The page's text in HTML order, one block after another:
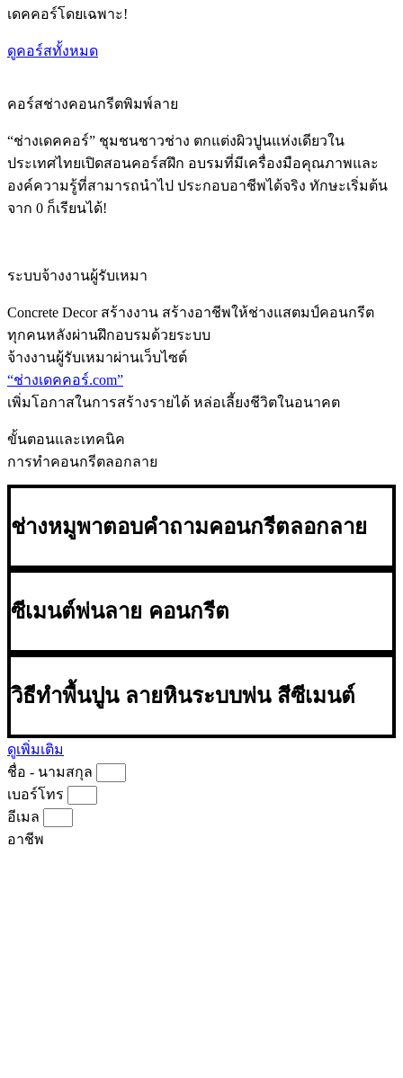
เดคคอร์โดยเฉพาะ!
ดูคอร์สทั้งหมด
คอร์สช่างคอนกรีตพิมพ์ลาย
“ช่างเดคคอร์” ชุมชนชาวช่าง ตกแต่งผิวปูนแห่งเดียวใน
ประเทศไทยเปิดสอนคอร์สฝึก อบรมที่มีเครื่องมือคุณภาพและ
องค์ความรู้ที่สามารถนำไป ประกอบอาชีพได้จริง ทักษะเริ่มต้น
จาก 0 ก็เรียนได้!
ระบบจ้างงานผู้รับเหมา
Concrete Decor สร้างงาน สร้างอาชีพให้ช่างแสตมป์คอนกรีต
ทุกคนหลังผ่านฝึกอบรมด้วยระบบ
จ้างงานผู้รับเหมาผ่านเว็บไซต์
“ช่างเดคคอร์.com”
เพิ่มโอกาสในการสร้างรายได้ หล่อเลี้ยงชีวิตในอนาคต
ขั้นตอนและเทคนิค
การทำคอนกรีตลอกลาย
ช่างหมูพาตอบคำถามคอนกรีตลอกลาย
ซีเมนต์พ่นลาย คอนกรีต
วิธีทำพื้นปูน ลายหินระบบพ่น สีซีเมนต์
ดูเพิ่มเติม
ชื่อ - นามสกุล
เบอร์โทร
อีเมล
อาชีพ